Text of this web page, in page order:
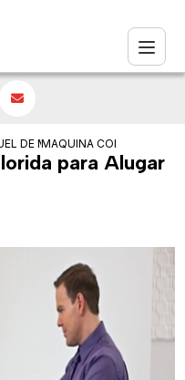
DE MAQUINA COPIADORA
MAQUINA COPIADORA
para Alugar